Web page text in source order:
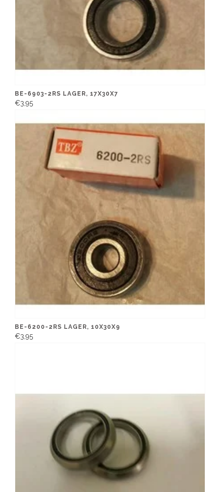
BE-6903-2RS LAGER, 17X30X7
€3,95
BE-6200-2RS LAGER, 10X30X9
€3,95